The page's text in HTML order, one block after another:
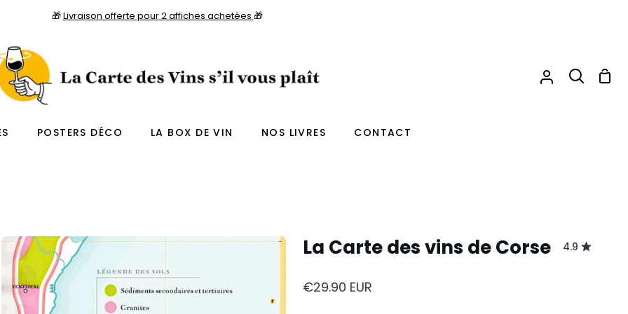
🎁Livraison offerte pour 2 affiches achetées 🎁
Mon
Recherche
POSTERS DÉCO LA BOX DE VIN NOS LIVRES CONTACT
La Carte des vins de Corse 4.9
€29.90 EUR